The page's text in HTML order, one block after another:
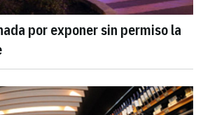
por exponer sin permiso la